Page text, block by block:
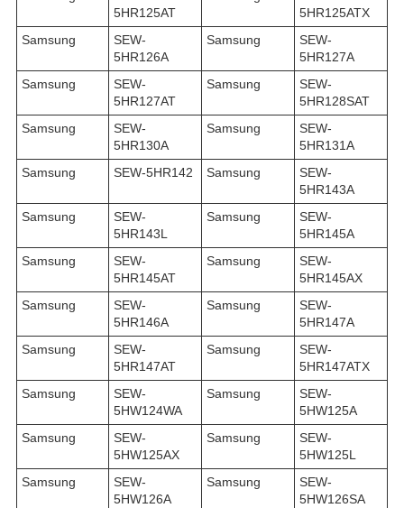
5HR125AT
5HR125ATX
Samsung
SEW-
5HR126A
Samsung
SEW-
5HR127A
Samsung
SEW-
5HR127AT
Samsung
SEW-
5HR128SAT
Samsung
SEW-
5HR130A
Samsung
SEW-
5HR131A
Samsung
SEW-5HR142 Samsung
SEW-
5HR143A
Samsung
SEW-
5HR143L
Samsung
SEW-
5HR145A
Samsung
SEW-
5HR145AT
Samsung
SEW-
5HR145AX
Samsung
SEW-
5HR146A
Samsung
SEW-
5HR147A
Samsung
SEW-
5HR147AT
Samsung
SEW-
5HR147ATX
Samsung
SEW-
5HW124WA
Samsung
SEW-
5HW125A
Samsung
SEW-
5HW125AX
Samsung
SEW-
5HW125L
Samsung
SEW-
5HW126A
Samsung
SEW-
5HW126SA